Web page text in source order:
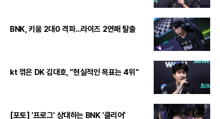
BNK, 키움 2대0 격파...라이즈 2연패 탈출
kt 꺾은 DK 김대호, "현실적인 목표는 4위"
[포토] '프로그' 상대하는 BNK '클리어'